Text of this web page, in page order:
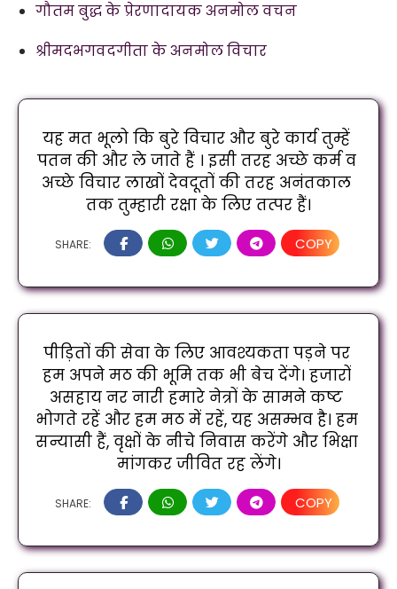
गौतम बुद्ध के प्रेरणादायक अनमोल वचन
श्रीमदभगवदगीता के अनमोल विचार
यह मत भूलो कि बुरे विचार और बुरे कार्य तुम्हें
पतन की और ले जाते हैं । इसी तरह अच्छे कर्म व
अच्छे विचार लाखों देवदूतों की तरह अनंतकाल
तक तुम्हारी रक्षा के लिए तत्पर हैं।
SHARE: COPY
पीड़ितों की सेवा के लिए आवश्यकता पड़ने पर
हम अपने मठ की भूमि तक भी बेच देंगे। हजारों
असहाय नर नारी हमारे नेत्रों के सामने कष्ट
भोगते रहें और हम मठ में रहें, यह असम्भव है। हम
सन्यासी हैं, वृक्षों के नीचे निवास करेंगे और भिक्षा
मांगकर जीवित रह लेंगे।
SHARE: COPY